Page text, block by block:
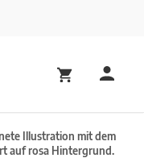
Illustration mit dem
auf rosa Hintergrund.